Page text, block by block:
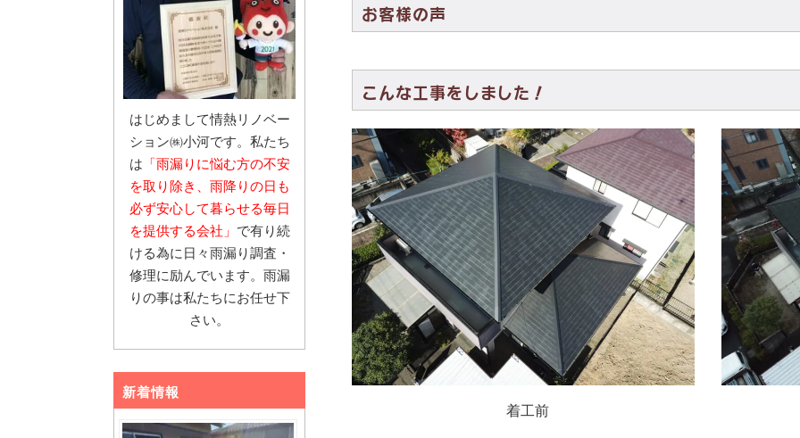
お客様の声
こんな工事をしました！
着工前
はじめまして情熱リノベー
ション㈱小河です。私たち
は 「雨漏りに悩む方の不安
を取り除き、雨降りの日も
必ず安心して暮らせる毎日
を提供する会社」 で有り続
ける為に日々雨漏り調査・
修理に励んでいます。雨漏
りの事は私たちにお任せ下
さい。
新着情報